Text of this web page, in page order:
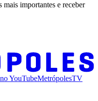
importantes e receber
YouTubeMetrópolesTV